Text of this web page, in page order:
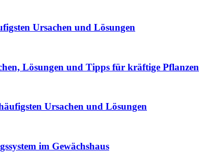
Ursachen und Lösungen
Lösungen und Tipps für kräftige Pflanzen
Ursachen und Lösungen
im Gewächshaus